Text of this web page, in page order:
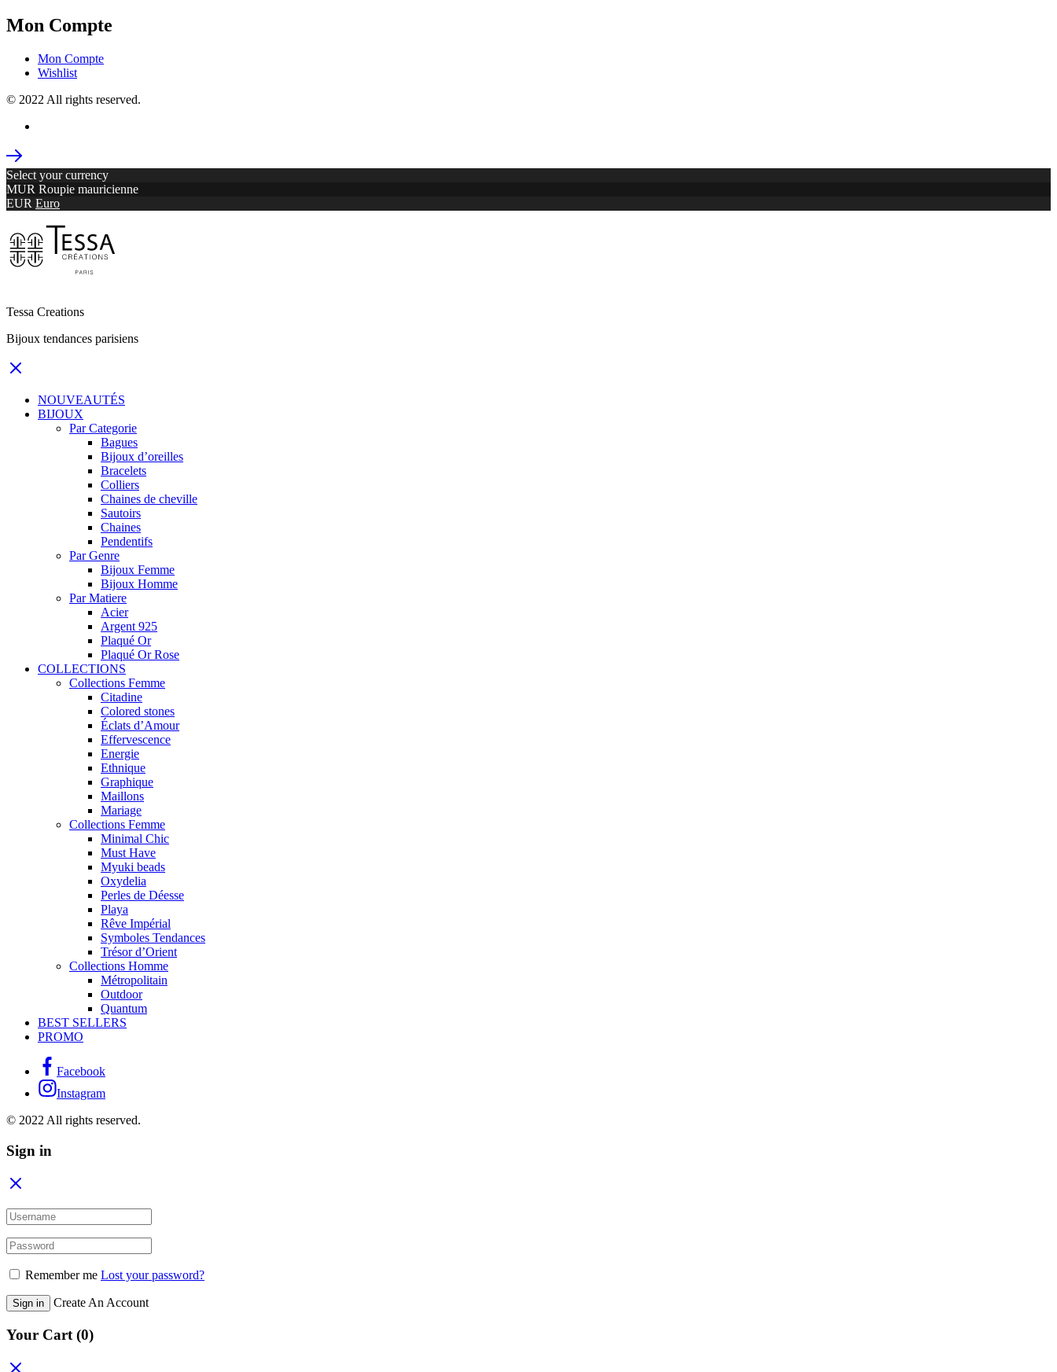
Mon Compte
Mon Compte
Wishlist
© 2022 All rights reserved.
Select your currency
MUR Roupie mauricienne
EUR Euro
Tessa Creations
Bijoux tendances parisiens
NOUVEAUTÉS
BIJOUX
Par Categorie
Bagues
Bijoux d’oreilles
Bracelets
Colliers
Chaines de cheville
Sautoirs
Chaines
Pendentifs
Par Genre
Bijoux Femme
Bijoux Homme
Par Matiere
Acier
Argent 925
Plaqué Or
Plaqué Or Rose
COLLECTIONS
Collections Femme
Citadine
Colored stones
Éclats d’Amour
Effervescence
Energie
Ethnique
Graphique
Maillons
Mariage
Collections Femme
Minimal Chic
Must Have
Myuki beads
Oxydelia
Perles de Déesse
Playa
Rêve Impérial
Symboles Tendances
Trésor d’Orient
Collections Homme
Métropolitain
Outdoor
Quantum
BEST SELLERS
PROMO
Facebook
Instagram
© 2022 All rights reserved.
Sign in
Remember me Lost your password?
Sign in Create An Account
Your Cart (0)